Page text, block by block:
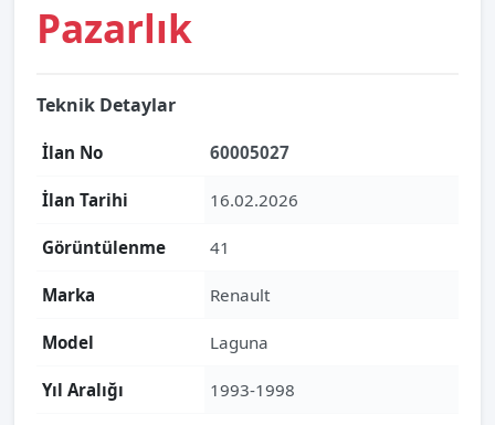
Pazarlık
Teknik Detaylar
İlan No 60005027
İlan Tarihi 16.02.2026
Görüntülenme 41
Marka Renault
Model Laguna
Yıl Aralığı 1993-1998